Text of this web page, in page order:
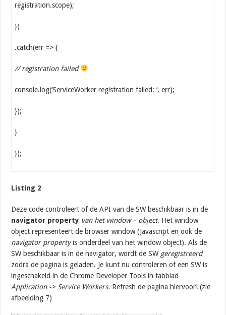
registration.scope);
})
.catch(err => {
// registration failed
console.log(‘ServiceWorker registration failed: ‘, err);
});
}
});
Listing 2
Deze code controleert of de API van de SW beschikbaar is in de
navigator property van het window – object. Het window
object representeert de browser window (Javascript en ook de
navigator propertyis onderdeel van het window object). Als de
SW beschikbaar is in de navigator, wordt de SW geregistreerd
zodra de pagina is geladen. Je kunt nu controleren of een SW is
ingeschakeld in de Chrome Developer Tools in tabblad
Application -> Service Workers. Refresh de pagina hiervoor! (zie
afbeelding 7)